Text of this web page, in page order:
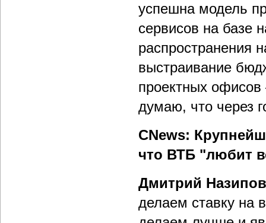
успешна модель
сервисов на базе
распространения
выстраивание
проектных
думаю, что через
CNews:
что ВТБ "любит
Дмитрий
делаем ставку на